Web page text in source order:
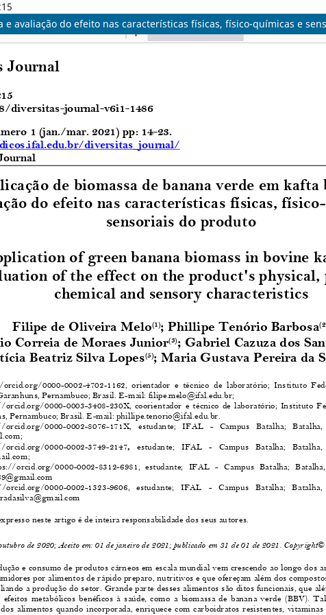
avaliação do efeito nas características físicas, físico-químicas e